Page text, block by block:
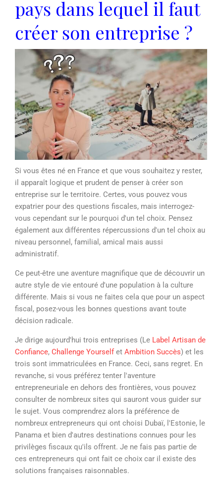
pays dans lequel il faut
créer son entreprise ?
Si vous êtes né en France et que vous souhaitez y rester,
il apparaît logique et prudent de penser à créer son
entreprise sur le territoire. Certes, vous pouvez vous
expatrier pour des questions fiscales, mais interrogez-
vous cependant sur le pourquoi d'un tel choix. Pensez
également aux différentes répercussions d'un tel choix au
niveau personnel, familial, amical mais aussi
administratif.
Ce peut-être une aventure magnifique que de découvrir un
autre style de vie entouré d'une population à la culture
différente. Mais si vous ne faites cela que pour un aspect
fiscal, posez-vous les bonnes questions avant toute
décision radicale.
Je dirige aujourd'hui trois entreprises (Le Label Artisan de
Confiance, Challenge Yourselfet Ambition Succès) et les
trois sont immatriculées en France. Ceci, sans regret. En
revanche, si vous préférez tenter l'aventure
entrepreneuriale en dehors des frontières, vous pouvez
consulter de nombreux sites qui sauront vous guider sur
le sujet. Vous comprendrez alors la préférence de
nombreux entrepreneurs qui ont choisi Dubaï, l'Estonie, le
Panama et bien d'autres destinations connues pour les
privilèges fiscaux qu'ils offrent. Je ne fais pas partie de
ces entrepreneurs qui ont fait ce choix car il existe des
solutions françaises raisonnables.